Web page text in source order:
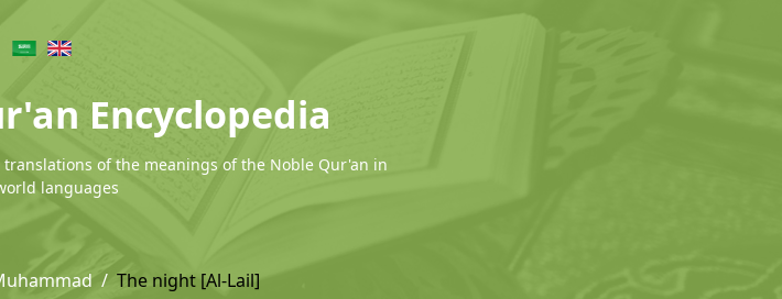
Encyclopedia
of the meanings of the Noble Qur'an in
languages
The night [Al-Lail]